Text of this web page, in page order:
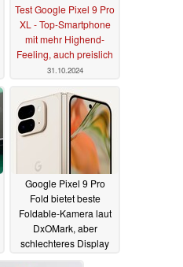
Test Google Pixel 9 Pro
XL - Top-Smartphone
mit mehr Highend-
Feeling, auch preislich
31.10.2024
Google Pixel 9 Pro
Fold bietet beste
Foldable-Kamera laut
DxOMark, aber
schlechteres Display
als Galaxy Z Fold6